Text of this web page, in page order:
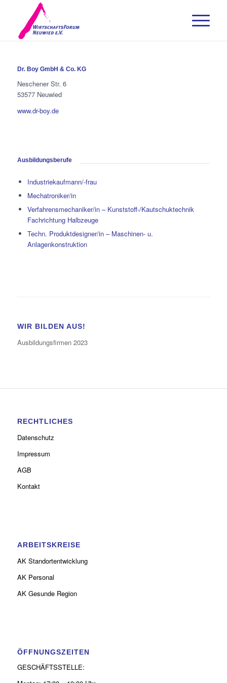
Dr. Boy GmbH & Co. KG
Neschener Str. 6
53577 Neuwied
www.dr-boy.de
Ausbildungsberufe
Industriekaufmann/-frau
Mechatroniker/in
Verfahrensmechaniker/in – Kunststoff-/Kautschuktechnik
Fachrichtung Halbzeuge
Techn. Produktdesigner/in – Maschinen- u.
Anlagenkonstruktion
WIR BILDEN AUS!
Ausbildungsfirmen 2023
RECHTLICHES
Datenschutz
Impressum
AGB
Kontakt
ARBEITSKREISE
AK Standortentwicklung
AK Personal
AK Gesunde Region
ÖFFNUNGSZEITEN
GESCHÄFTSSTELLE: